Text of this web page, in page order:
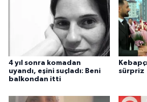
4 yıl sonra komadan
uyandı, eşini suçladı: Beni
balkondan itti
sürpriz